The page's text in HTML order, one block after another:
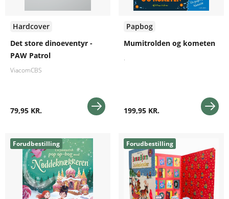
Hardcover
Det store dinoeventyr -
PAW Patrol
ViacomCBS
79,95 KR.
Papbog
Mumitrolden og kometen
.
199,95 KR.
Forudbestilling Forudbestilling